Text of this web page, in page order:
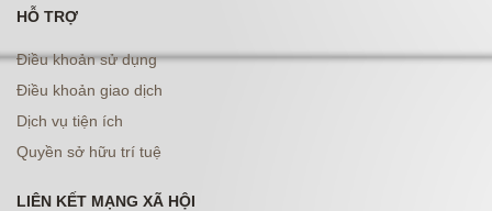
HỖ TRỢ
Điều khoản sử dụng
Điều khoản giao dịch
Dịch vụ tiện ích
Quyền sở hữu trí tuệ
LIÊN KẾT MẠNG XÃ HỘI